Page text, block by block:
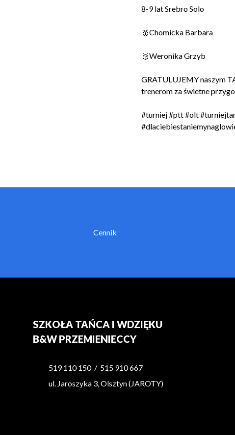
8-9 lat Srebro Solo
🥇Chomicka Barbara
🥈Weronika Grzyb
GRATULUJEMY naszym
trenerom za świetne
#turniej #ptt #olt
Cennik
SZKOŁA TAŃCA I WDZIĘKU
B&W PRZEMIENIECCY
519 110 150 / 515 910 667
ul. Jaroszyka 3, Olsztyn (JAROTY)